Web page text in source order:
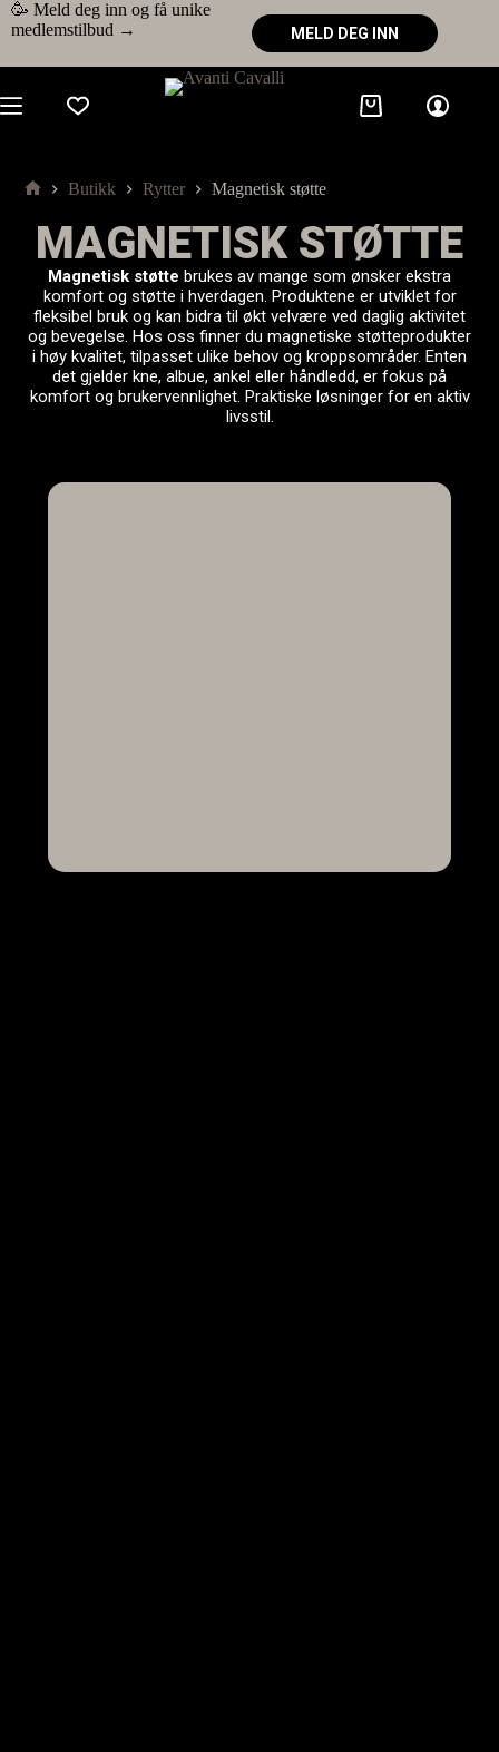
🥳 Meld deg inn og få unike
medlemstilbud →
MELD DEG INN
Butikk Rytter Magnetisk støtte
MAGNETISK STØTTE
Magnetisk støtte brukes av mange som ønsker ekstra
komfort og støtte i hverdagen. Produktene er utviklet for
fleksibel bruk og kan bidra til økt velvære ved daglig aktivitet
og bevegelse. Hos oss finner du magnetiske støtteprodukter
i høy kvalitet, tilpasset ulike behov og kroppsområder. Enten
det gjelder kne, albue, ankel eller håndledd, er fokus på
komfort og brukervennlighet. Praktiske løsninger for en aktiv
livsstil.